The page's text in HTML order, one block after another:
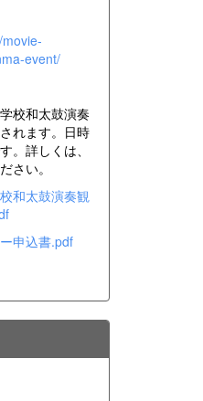
event/
校和太鼓演奏
れます。日時
。詳しくは、
さい。
和太鼓演奏観
申込書.pdf